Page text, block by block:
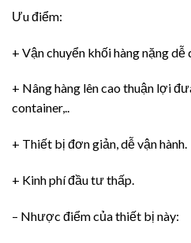
Ưu điểm:
+ Vận chuyển khối hàng nặng dễ
+ Nâng hàng lên cao thuận lợi
container,..
+ Thiết bị đơn giản, dễ vận hành.
+ Kinh phí đầu tư thấp.
– Nhược điểm của thiết bị này: